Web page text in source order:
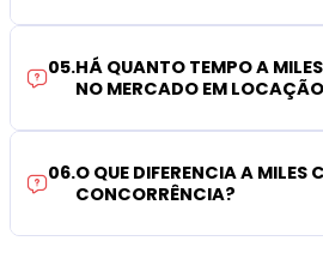
05.HÁ QUANTO TEMPO A
NO MERCADO EM
06.O QUE DIFERENCIA A MILES
CONCORRÊNCIA?